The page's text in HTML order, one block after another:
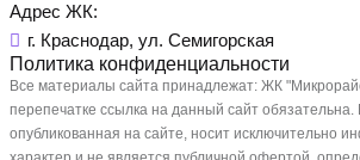
Адрес ЖК:
г. Краснодар, ул. Семигорская
Политика конфиденциальности
Все материалы сайта принадлежат: ЖК
перепечатке ссылка на данный сайт
опубликованная на сайте, носит исключительно